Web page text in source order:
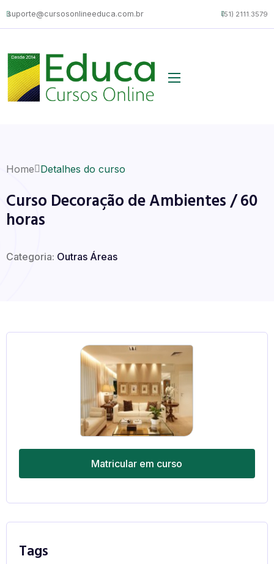
suporte@cursosonlineeduca.com.br (51) 2111.3579
Home Detalhes do curso
Curso Decoração de Ambientes / 60
horas
Categoria: Outras Áreas
Matricular em curso
Tags